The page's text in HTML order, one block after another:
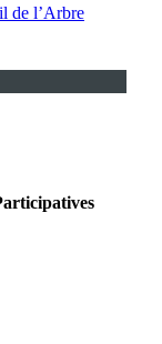
de l’Arbre